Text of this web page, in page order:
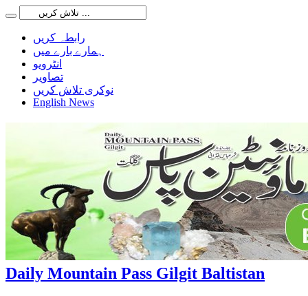
رابطہ کریں
ہمارے بارے میں
انٹرویو
تصاویر
نوکری تلاش کریں
English News
Daily Mountain Pass Gilgit Baltistan